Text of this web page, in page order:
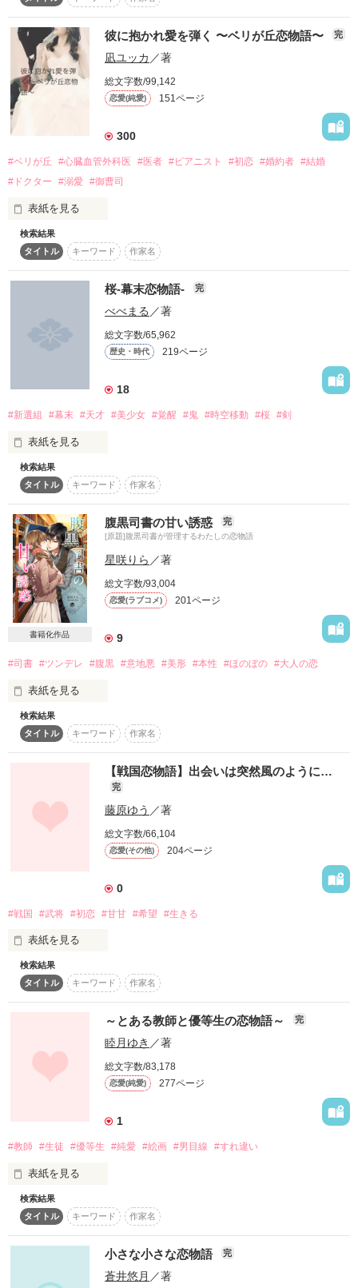
作品を読む
親友の
『瀬名 宙音（セナ ヒロト）』
同じく、
そこでボーカルに誘われた美歌は、彼等と一諸に芸能界デビュ
これはそんな音楽芸能物語。
そして、奏楽と美歌の恋を書いた、
甘く純粋な初恋物語…
＊＊＊＊＊＊＊＊＊＊＊＊＊＊＊＊＊＊＊＊＊
「Rhythm〜花音と謡の恋物語〜」と、
読んでいただけると嬉しいですっ！
本棚in、ファンポチしてくれた方には絶対感想書きにいきま
す！
※人気キャラ投票を行いますっ！
好きなキャラを感想ノートに書いて貰えるとうれしいです！
し「もう二度と誰とも結婚しない、恋愛もする気はない」と言
って13年間ずっと１人で頑張って来た。
忙しくしている中で寂しい気落ちも悲しい気持ちも紛れてい
たが、大手企業の社長である悠大が１人で居るのはもったいな
いと周りが再婚をすすめてくる事が、悠大をイライラさせてい
また悠大をイライラさせる再婚話しが来た。
１３年間もずっと再婚話しを聞かされて嫌気がさしていた悠
大は、周りを黙らせるために適当に縁談話を受けた。
結婚に愛なんていらない。
うるさい周りを黙らせればそれで。
あ）２５歳。
弁護士になって２年目で、いつも引き受ける仕事は市役所な
どで行われる無料相談が多い。
父と母は２年前不慮の事故で亡くなっている。
残されたのは姉の芹那（せりな）と嶺亜だけ。
そんな嶺亜と悠大が結婚して。
悠大の秘書兼用身の回りの世話をしてた男性が急病になり、
新しくやってきた若い男性・澤村和也（さわむら・かずや）が
やって来た。
和也は森沢家に住み込みで働くことになった。
クールなイケメンで俺様タイプの和也は、悠大に気を使うこ
となく言いたい事を言い、言葉遣いも容赦がない。
和也が来てから、悠大はモヤモヤしたり、ヤキモキした
る人間が幸せになる事が嬉しいんだ」
和也にそう言われて悠大は目が覚めてゆく・・・。
嘘つき社長の悠大とちょっと変わった嶺亜の運命の結婚から
そして、時空を超えてやって来た愛する我が子が果たしたか
った本当の犯人への復讐？
愛と憎しみ・・・その果てにある壮大なラブストーリー。
彼に抱かれ愛を弾く 〜ベリが丘恋物語〜 完
凪ユッカ ／著
総文字数/99,142
恋愛(純愛) 151ページ
300
#ベリが丘 #心臓血管外科医 #医者 #ピアニスト #初恋 #婚約者 #結婚
#ドクター
#溺愛 #御曹司
表紙を見る
突発性難聴を患い、夢を諦めた
桃園美音
×
母親の死をきっかけに、心臓血管外科医となった
2024/2/26公開 〜 2/29完結
読んでいただけたら嬉しいです
この物語はフィクションです。登場する人物、団体、名称等は
架空であり、実際のものとは関係ありません。
作品を読む
検索結果
タイトル
キーワード 作家名
桜‐幕末恋物語‐ 完
べべまる ／著
総文字数/65,962
歴史・時代 219ページ
18
#新選組 #幕末 #天才 #美少女 #覚醒 #鬼 #時空移動 #桜 #剣
表紙を見る
“仲間”って何？
心を閉ざす1人の少女。
そんな少女がある日突然タイムスリップしてしまった場所
は・・・なんと幕末の京都だった！？
「私ここが・・・皆が大好きです」
人の優しさに触れた少女はだんだん心を開いていく。
歴史では語られることのない物語・・・。
※史実に忠実ではありません。
ジャンル別ランキング 最高2位！
ありがとうございます！
作品を読む
検索結果
タイトル
キーワード 作家名
書籍化作品
腹黒司書の甘い誘惑 完
[原題]腹黒司書が管理するわたしの恋物語
星咲りら ／著
総文字数/93,004
恋愛(ラブコメ) 201ページ
9
#司書 #ツンデレ #腹黒 #意地悪 #美形 #本性 #ほのぼの #大人の恋
表紙を見る
穏やかな笑顔で対応してくれる優しい雰囲気の司書さん
彼のこと、かっこいいなって思ってたの
でも、どうやら彼は『お面』をかぶっていたみたいで……
「恥ずかしいくらい平和ボケしてる人だな。鬱陶しい」
×
猫かぶり腹黒司書
☆ﾟ+.☆ﾟ+.☆ﾟ+.☆ﾟ+.☆
「申し訳ないね、そんなに顔を赤くすることになっちゃって」
「満更でもないんだろ？」
わたしのこと鬱陶しいって言ったくせに、からかうのやめてく
‥‥‥‥‥‥‥‥‥‥
2015/10/19《公開》
2015/10/28《完結》
11/02 番外編追加
＊ レビューありがとうございました！ ＊
『腹黒司書の甘い誘惑』
検索結果
タイトル
キーワード 作家名
【戦国恋物語】出会いは突然風のように…
完
藤原ゆう ／著
総文字数/66,104
恋愛(その他) 204ページ
0
#戦国 #武将 #初恋 #甘甘 #希望 #生きる
表紙を見る
あなたに出会わなければ
わたしは恋の喜びも苦しみも
知ることはなかった
いてもいいですか？
2009．5．9
～
検索結果
タイトル
キーワード 作家名
～とある教師と優等生の恋物語～ 完
睦月ゆき ／著
総文字数/83,178
恋愛(純愛) 277ページ
1
#教師 #生徒 #優等生 #純愛 #絵画 #男目線 #すれ違い
表紙を見る
「……伊達メガネか」
「優等生の必須アイテムです」
「バーカ。優等生の必須アイテムは『純情可憐』と『従順さ』
検索結果
タイトル
キーワード 作家名
小さな小さな恋物語 完
蒼井悠月 ／著